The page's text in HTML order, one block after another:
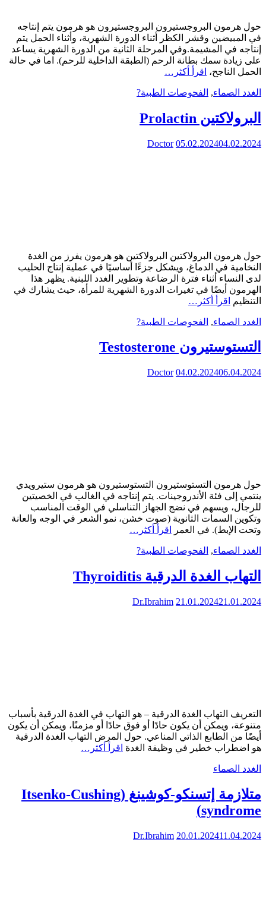
حول هرمون البروجستيرون البروجستيرون هو هرمون يتم إنتاجه
في المبيضين وقشر الكظر أثناء الدورة الشهرية، وأثناء الحمل يتم
إنتاجه في المشيمة.وفي المرحلة الثانية من الدورة الشهرية يساعد
على زيادة سمك بطانة الرحم (الطبقة الداخلية للرحم). اما في حالة
الحمل الناجح، اقرأ أكثر…
الغدد الصماء, الفحوصات الطبية?
البرولاكتين Prolactin
05.02.202404.02.2024
Doctor
حول هرمون البرولاكتين البرولاكتين هو هرمون يفرز من الغدة
النخامية في الدماغ، ويشكل جزءًا أساسيًا في عملية إنتاج الحليب
لدى النساء أثناء فترة الرضاعة وتطوير الغدد اللبنية. يظهر هذا
الهرمون أيضًا في تغيرات الدورة الشهرية للمرأة، حيث يشارك في
التنظيم
اقرأ أكثر…
الغدد الصماء, الفحوصات الطبية?
التستوستيرون Testosterone
04.02.202406.04.2024
Doctor
حول هرمون التستوستيرون التستوستيرون هو هرمون ستيرويدي
ينتمي إلى فئة الأندروجينات. يتم إنتاجه في الغالب في الخصيتين
للرجال، ويسهم في نضج الجهاز التناسلي في الوقت المناسب
وتكوين السمات الثانوية (صوت خشن، نمو الشعر في الوجه والعانة
وتحت الإبط). في العمر
اقرأ أكثر…
الغدد الصماء, الفحوصات الطبية?
التهاب الغدة الدرقية Thyroiditis
21.01.202421.01.2024
Dr.Ibrahim
التعريف التهاب الغدة الدرقية – هو التهاب في الغدة الدرقية بأسباب
متنوعة، ويمكن أن يكون حادًا أو فوق حادًا أو مزمنًا، ويمكن أن يكون
أيضًا من الطابع الذاتي المناعي. حول المرض التهاب الغدة الدرقية
هو اضطراب خطير في وظيفة الغدة اقرأ أكثر…
الغدد الصماء
متلازمة إتسنكو-كوشينغ (Itsenko-Cushing
syndrome)
20.01.202411.04.2024
Dr.Ibrahim